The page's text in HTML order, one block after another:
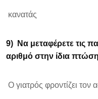
κανατάς
9)
Να μεταφέρετε τις
αριθμό στην ίδια πτώση
Ο γιατρός φροντίζει τον